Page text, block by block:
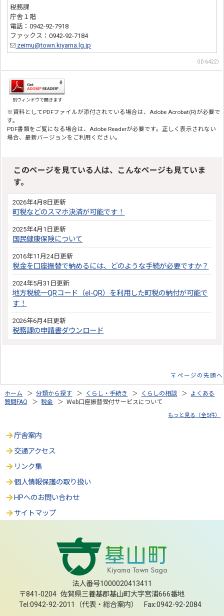
税務課
庁舎１階
電話：0942-92-7918
ファックス：0942-92-7184
zeimu@town.kiyama.lg.jp
（ID:6422）
別ウィンドウで開きます
※資料としてPDFファイルが添付されている場合は、Adobe Acrobat(R)が必要で
す。
PDF書類をご覧になる場合は、Adobe Readerが必要です。正しく表示されない
場合、最新バージョンをご利用ください。
このページを見ている人は、こんなページも見ていま
す。
2026年4月8日更新
町税などのスマホ決済が可能です！
2025年4月1日更新
国民健康保険について
2016年11月24日更新
税金を口座振替で納めるには、どのような手続が必要ですか？
2024年5月31日更新
地方税統一QRコード（el-QR）を利用した町税の納付が可能で
す！
2026年6月4日更新
税務課の申請書ダウンロード
ページの先頭へ
ホーム ＞分類から探す ＞ くらし・手続き ＞ くらしの相談 ＞ よくある
質問FAQ
＞税金 ＞ Web口座振替受付サービスについて
もっと見る（全5件）
庁舎案内
交通アクセス
リンク集
個人情報保護の取り扱い
HPへのお問い合わせ
サイトマップ
法人番号1000020413411
〒841-0204 佐賀県三養基郡基山町大字宮浦666番地
Tel:0942-92-2011（代表・総合案内） Fax:0942-92-2084